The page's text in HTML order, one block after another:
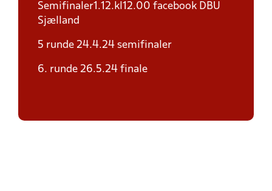
Semifinaler1.12.kl12.00 facebook DBU
Sjælland
5 runde 24.4.24 semifinaler
6. runde 26.5.24 finale